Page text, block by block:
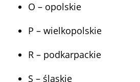
O – opolskie
P – wielkopolskie
R – podkarpackie
S – śląskie